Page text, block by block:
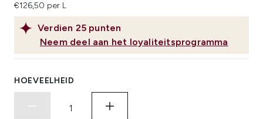
Verdien 25 punten
Neem deel aan het loyaliteitsprogramma
€126,50 per L
HOEVEELHEID